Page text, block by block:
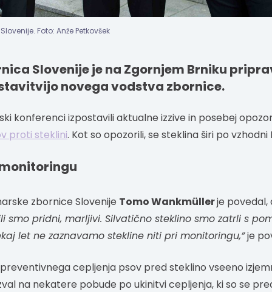
Foto: Anže Petkovšek
Slovenije je na Zgornjem Brniku
novega vodstva zbornice.
konferenci izpostavili aktualne izzive in posebej
proti steklini. Kot so opozorili, se steklina širi po vzhodni
zbornice Slovenije Tomo Wankmüllerje povedal,
smo pridni, marljivi. Silvatično steklino smo zatrli s
let ne zaznavamo stekline niti pri monitoringu,”je
cepljenja psov pred steklino vseeno
na nekatere pobude po ukinitvi cepljenja, ki so se